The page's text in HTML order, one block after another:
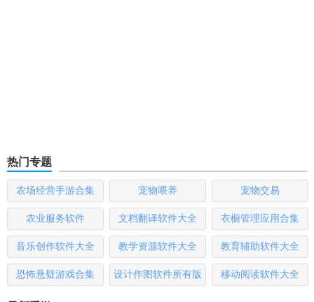
热门专题
农场经营手游合集 宠物喂养 宠物交易
农业服务软件 文档翻译软件大全 衣橱管理应用合集
音乐创作软件大全 教学资源软件大全 教育辅助软件大全
恐怖悬疑游戏合集
设计作图软件所有版
移动阅读软件大全